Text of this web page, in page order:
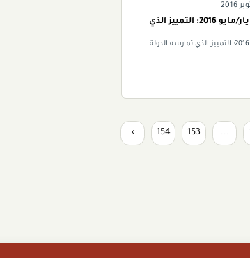
تقرير الرصد السياسي لشهر أيار/مايو 2016: التمييز الذي
...
153
154
›